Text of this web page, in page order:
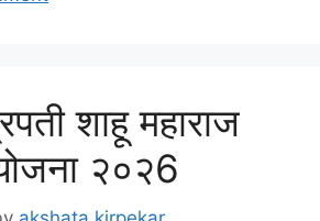
शाहू महाराज
२०२6